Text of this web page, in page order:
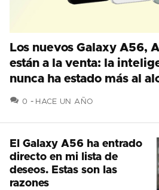
Los nuevos Galaxy A56,
están a la venta: la
nunca ha estado más al
0 COMENTARIOS
HACE UN AÑO
El Galaxy A56 ha entrado
directo en mi lista de
deseos. Estas son las
razones